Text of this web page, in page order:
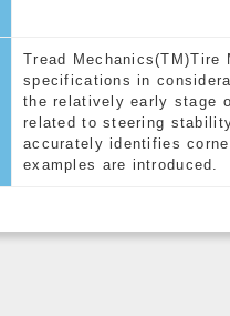
Tread
specifications in
the relatively early stage
related to steering
accurately identifies
examples are introduced.